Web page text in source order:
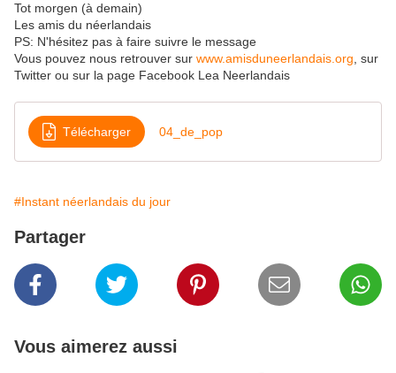
Tot morgen (à demain)
Les amis du néerlandais
PS: N'hésitez pas à faire suivre le message
Vous pouvez nous retrouver sur www.amisduneerlandais.org , sur
Twitter ou sur la page Facebook Lea Neerlandais
Télécharger 04_de_pop
#Instant néerlandais du jour
Partager
Vous aimerez aussi